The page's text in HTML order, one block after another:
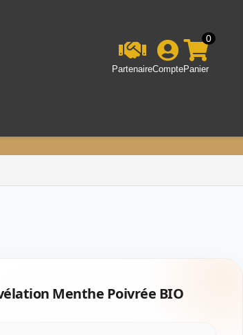
PartenaireCompte
0
Panier
Menthe Poivrée BIO